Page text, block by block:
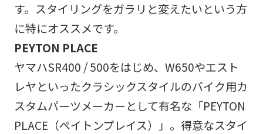
す。スタイリングをガラリと変えたいという方
に特にオススメです。
PEYTON PLACE
ヤマハSR400 / 500をはじめ、W650やエスト
レヤといったクラシックスタイルのバイク用カ
スタムパーツメーカーとして有名な「PEYTON
PLACE（ペイトンプレイス）」。得意なスタイ